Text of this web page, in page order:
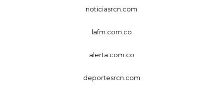
noticiasrcn.com
lafm.com.co
alerta.com.co
deportesrcn.com